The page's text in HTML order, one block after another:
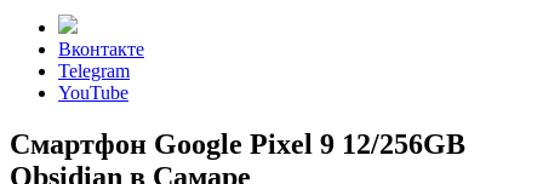
Вконтакте
Telegram
YouTube
Смартфон Google Pixel 9 12/256GB
Obsidian в Самаре